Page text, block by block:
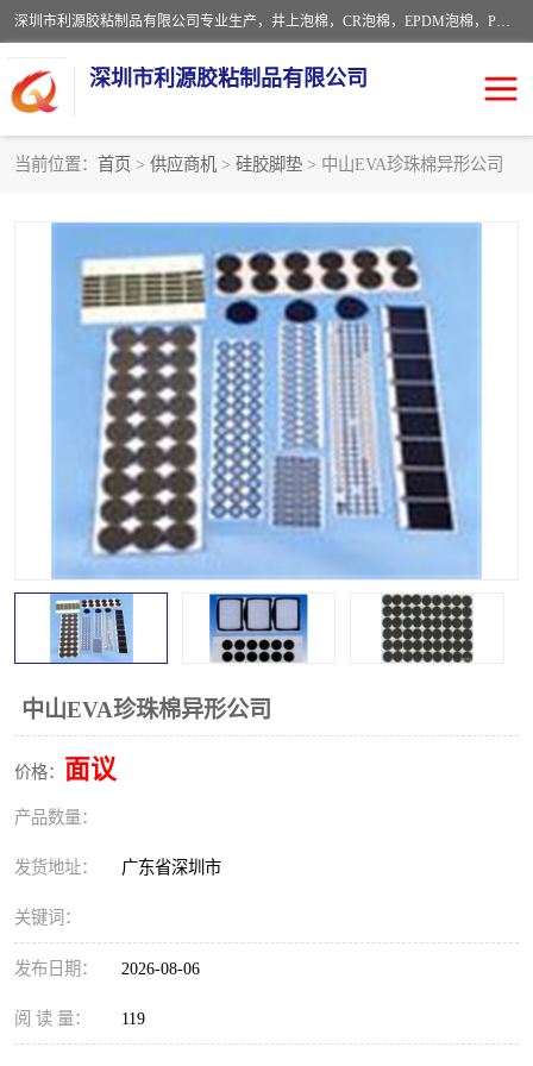
深圳市利源胶粘制品有限公司专业生产，井上泡棉，CR泡棉，EPDM泡棉，PORON泡棉厚度剖切，公差正负0.1mm，硅胶条，脚垫，异形一次成型，雕刻EVA海绵；包装材料:精密仪器、医疗器具、运输时缓冲、防震材料。建筑:住房装潢材料、房屋门窗密封；轻便、强韧性：轻便并且具有较强的韧性，良好的耐油性与耐溶剂性。隔热性：导热性低具有优越的保温性，具有的回弹性。
深圳市利源胶粘制品有限公司
当前位置： 首页 > 供应商机 > 硅胶脚垫 > 中山EVA珍珠棉异形公司
中山EVA珍珠棉异形公司
价格： 面议
产品数量：
发货地址： 广东省深圳市
关键词：
发布日期： 2026-08-06
阅 读 量： 119
PORON泡棉 防火海绵
EVA珍珠棉异形 硅胶脚垫
佛橡胶泡棉